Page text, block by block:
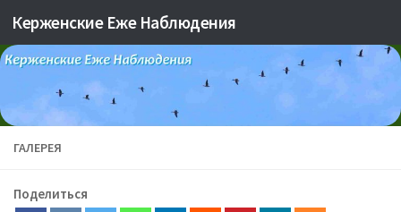
Skip to content
Керженские Еже Наблюдения
ГАЛЕРЕЯ
Поделиться